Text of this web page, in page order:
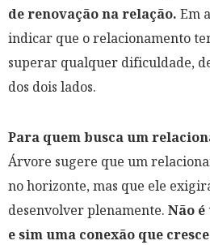
de renovação na relação. Em
indicar que o relacionamento
superar qualquer dificuldade,
dos dois lados.
Para quem busca um
Árvore sugere que um
no horizonte, mas que ele
desenvolver plenamente. Não
e sim uma conexão que